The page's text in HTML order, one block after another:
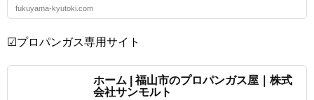
fukuyama-kyutoki.com
☑プロパンガス専用サイト
ホーム | 福山市のプロパンガス屋｜株式
会社サンモルト